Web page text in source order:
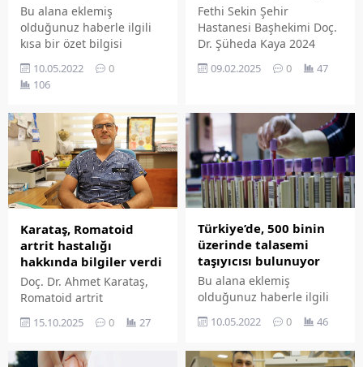
Bu alana eklemiş
olduğunuz haberle ilgili
kısa bir özet bilgisi
yazı düzenleme
sayfasında "Özet"
Özet eklenmişse başlık
altında kalın olarak bu
şekilde gösterilir,
eklenmemişse bu alan boş
kalır.
10.05.2022
0
106
Fethi Sekin Şehir
Hastanesi Başhekimi Doç.
Dr. Şüheda Kaya 2024
değerlendirmesi yaptı.
09.02.2025 0 47
Karataş, Romatoid
artrit hastalığı
hakkında bilgiler verdi
Doç. Dr. Ahmet Karataş,
Romatoid artrit
ve ayakların küçük
tarafını da eşit şekilde
15.10.2025 0 27
Türkiye’de, 500 binin
üzerinde talasemi
taşıyıcısı bulunuyor
Bu alana eklemiş
olduğunuz haberle ilgili
kısa bir özet bilgisi
ekleyebilirsiniz. Bu metin
sayfasında "Özet"
10.05.2022 0 46